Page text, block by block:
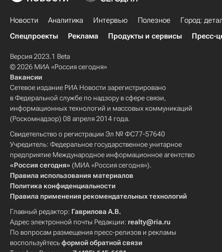
Новости Аналитика Интервью Полезное
Город:
Спецпроекты
Реклама Продукты и сервисы Пресс-
Версия 2023.1 Beta
© 2026 МИА «Россия сегодня»
Вакансии
Сетевое издание РИА Новости зарегистрировано
в Федеральной службе по надзору в сфере связи,
информационных технологий и массовых коммуникаций
(Роскомнадзор) 08 апреля 2014 года.
Свидетельство о регистрации Эл № ФС77-57640
Учредитель: Федеральное государственное унитарное
предприятие Международное информационное агентство
«Россия сегодня» (МИА «Россия сегодня»).
Правила использования материалов
Политика конфиденциальности
Правила применения рекомендательных технологий
Главный редактор: Гаврилова А.В.
Адрес электронной почты Редакции: realty@ria.ru
По вопросам размещения пресс-релизов и рекламы
воспользуйтесьформой обратной связи